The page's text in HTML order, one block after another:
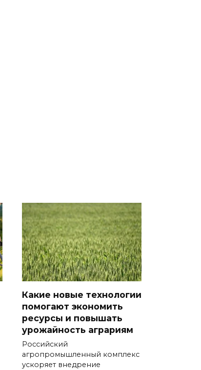
Какие новые технологии
помогают экономить
ресурсы и повышать
урожайность аграриям
Российский
агропромышленный комплекс
ускоряет внедрение